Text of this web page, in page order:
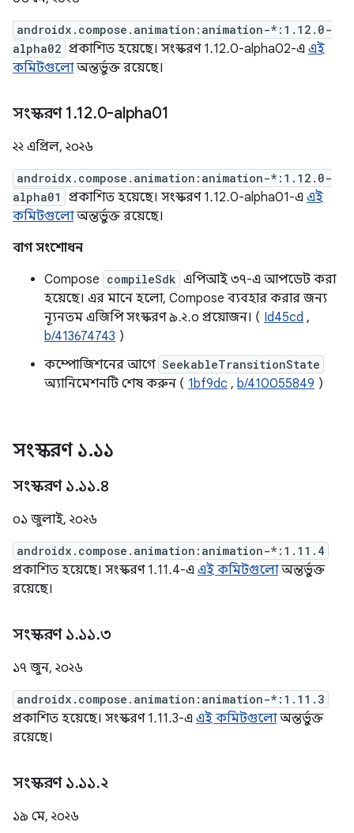
androidx.compose.animation:animation-*:1.12.0-
alpha02 প্রকাশিত হয়েছে। সংস্করণ 1.12.0-alpha02-এ এই
কমিটগুলোঅন্তর্ভুক্ত রয়েছে।
সংস্করণ 1.12.0-alpha01
২২ এপ্রিল, ২০২৬
androidx.compose.animation:animation-*:1.12.0-
alpha01
প্রকাশিত হয়েছে। সংস্করণ 1.12.0-alpha01-এ এই
কমিটগুলোঅন্তর্ভুক্ত রয়েছে।
বাগ সংশোধন
Compose compileSdk এপিআই ৩৭-এ আপডেট করা
হয়েছে। এর মানে হলো, Compose ব্যবহার করার জন্য
ন্যূনতম এজিপি সংস্করণ ৯.২.০ প্রয়োজন। ( Id45cd ,
b/413674743 )
কম্পোজিশনের আগে SeekableTransitionState
অ্যানিমেশনটি শেষ করুন ( 1bf9dc , b/410055849 )
সংস্করণ ১.১১
সংস্করণ ১.১১.৪
০১ জুলাই, ২০২৬
androidx.compose.animation:animation-*:1.11.4
প্রকাশিত হয়েছে। সংস্করণ 1.11.4-এ এই কমিটগুলোঅন্তর্ভুক্ত
রয়েছে।
সংস্করণ ১.১১.৩
১৭ জুন, ২০২৬
androidx.compose.animation:animation-*:1.11.3
প্রকাশিত হয়েছে। সংস্করণ 1.11.3-এ এই কমিটগুলোঅন্তর্ভুক্ত
রয়েছে।
সংস্করণ ১.১১.২
১৯ মে, ২০২৬